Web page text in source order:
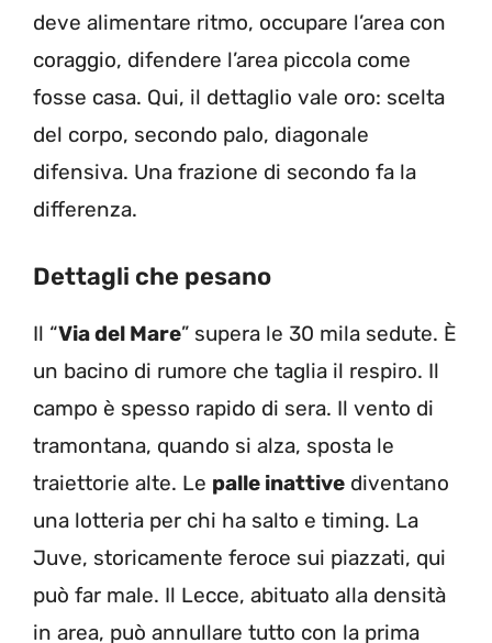
deve alimentare ritmo, occupare l’area con
coraggio, difendere l’area piccola come
fosse casa. Qui, il dettaglio vale oro: scelta
del corpo, secondo palo, diagonale
difensiva. Una frazione di secondo fa la
differenza.
Dettagli che pesano
Il “Via del Mare” supera le 30 mila sedute. È
un bacino di rumore che taglia il respiro. Il
campo è spesso rapido di sera. Il vento di
tramontana, quando si alza, sposta le
traiettorie alte. Le palle inattive diventano
una lotteria per chi ha salto e timing. La
Juve, storicamente feroce sui piazzati, qui
può far male. Il Lecce, abituato alla densità
in area, può annullare tutto con la prima